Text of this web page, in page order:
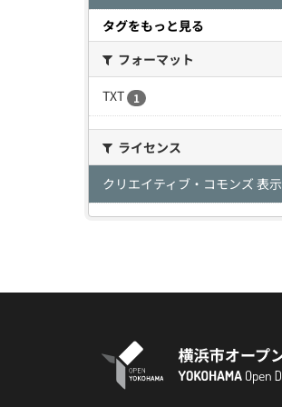
タグをもっと見る
フォーマット
TXT
1
ライセンス
クリエイティブ・コモンズ 表示